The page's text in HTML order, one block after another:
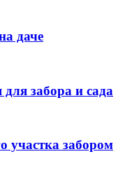
даче
забора и сада
участка забором